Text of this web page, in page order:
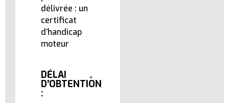
délivrée : un
certificat
d’handicap
moteur
DÉLAI
D'OBTENTION
: